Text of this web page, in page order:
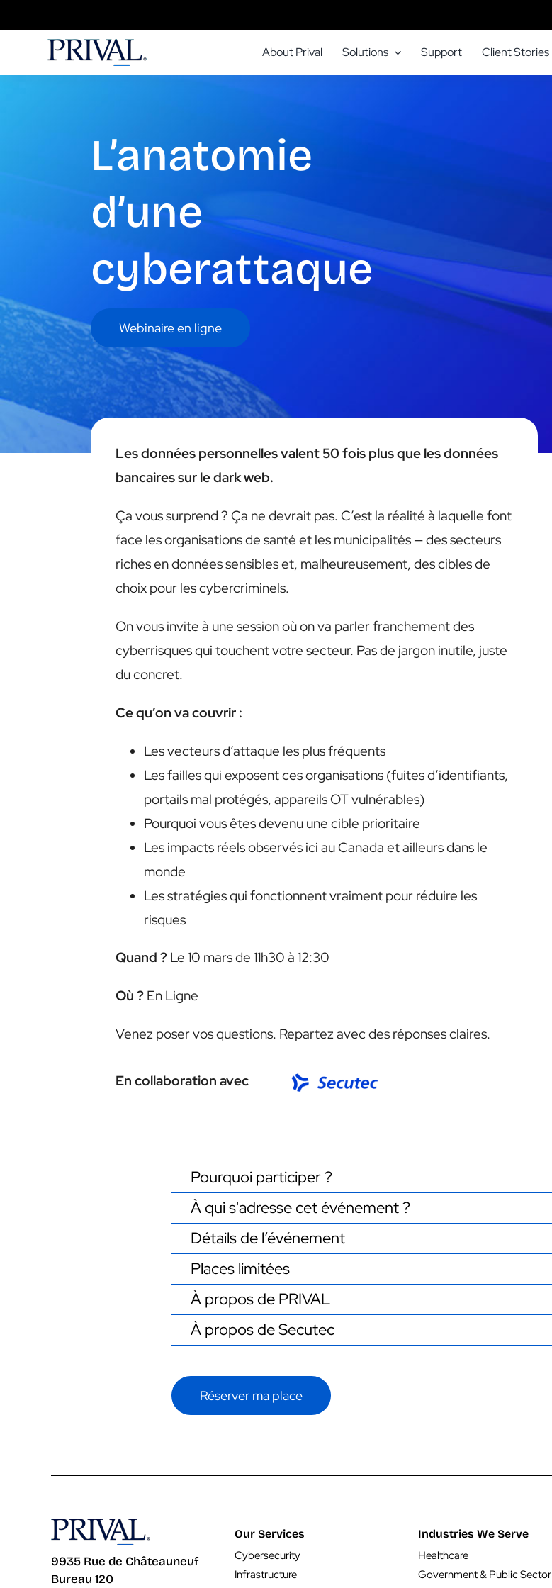
to
About Prival Solutions Support Client Stories
L’anatomie
d’une
cyberattaque
Webinaire en ligne
Les données personnelles valent 50 fois plus que les données
bancaires sur le dark web.
Ça vous surprend ? Ça ne devrait pas. C’est la réalité à laquelle font
face les organisations de santé et les municipalités — des secteurs
riches en données sensibles et, malheureusement, des cibles de
choix pour les cybercriminels.
On vous invite à une session où on va parler franchement des
cyberrisques qui touchent votre secteur. Pas de jargon inutile, juste
du concret.
Ce qu’on va couvrir :
Les vecteurs d’attaque les plus fréquents
Les failles qui exposent ces organisations (fuites d’identifiants,
portails mal protégés, appareils OT vulnérables)
Pourquoi vous êtes devenu une cible prioritaire
Les impacts réels observés ici au Canada et ailleurs dans le
monde
Les stratégies qui fonctionnent vraiment pour réduire les
risques
Quand ?Le 10 mars de 11h30 à 12:30
Où ?En Ligne
Venez poser vos questions. Repartez avec des réponses claires.
En collaboration avec
Pourquoi participer ?
À qui s'adresse cet événement ?
Détails de l’événement
Places limitées
À propos de PRIVAL
À propos de Secutec
Réserver ma place
9935 Rue de Châteauneuf
Bureau 120
Our Services
Cybersecurity
Infrastructure
Industries We Serve
Healthcare
Government & Public Sector